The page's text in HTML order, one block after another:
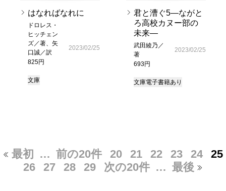
はなればなれに
ドロレス・
ヒッチェン
ズ／著、矢
口誠／訳
825円
2023/02/25
文庫
君と漕ぐ5―ながと
ろ高校カヌー部の
未来―
武田綾乃／
著
693円
2023/02/25
文庫電子書籍あり
最初 … 前の20件 20 21 22 23 24
25
26
27 28 29 次の20件 … 最後